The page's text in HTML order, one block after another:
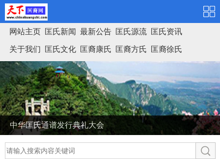
网站主页 匡氏新闻 最新公告 匡氏源流 匡氏资讯
关于我们 匡氏文化 匡裔康氏 匡裔方氏 匡裔徐氏
匡氏家谱
中华匡氏通谱发行典礼大会